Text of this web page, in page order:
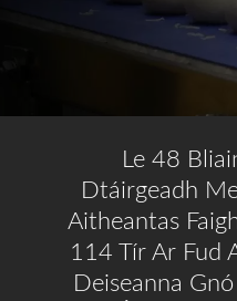
Le 48
Dtáirgeadh
Aitheantas
114 Tír Ar Fud
Deiseanna